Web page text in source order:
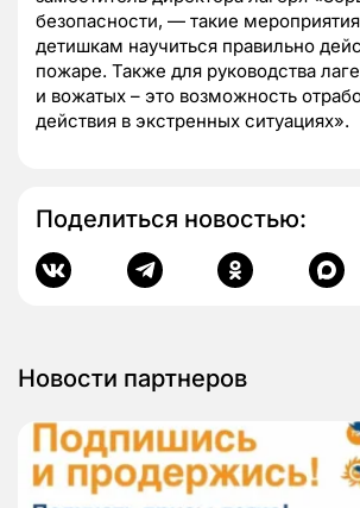
безопасности, — такие
детишкам научиться правильно
пожаре. Также для руководства
и вожатых – это возможность
действия в экстренных ситуациях».
Поделиться новостью:
Новости партнеров